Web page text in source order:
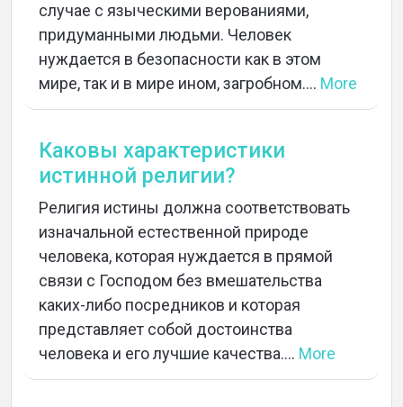
случае с языческими верованиями,
придуманными людьми. Человек
нуждается в безопасности как в этом
мире, так и в мире ином, загробном.... More
Каковы характеристики
истинной религии?
Религия истины должна соответствовать
изначальной естественной природе
человека, которая нуждается в прямой
связи с Господом без вмешательства
каких-либо посредников и которая
представляет собой достоинства
человека и его лучшие качества.... More